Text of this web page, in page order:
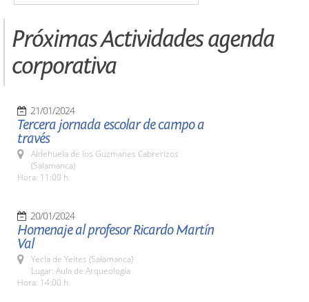
Próximas Actividades agenda
corporativa
21/01/2024
Tercera jornada escolar de campo a
través
Aldehuela de los Guzmanes Cabrerizos
(Salamanca)
Hora: 11:00 h.
20/01/2024
Homenaje al profesor Ricardo Martín
Val
Yecla de Yeltes (Salamanca)
Lugar: Aula de Arqueología
Hora: 14:00 h.